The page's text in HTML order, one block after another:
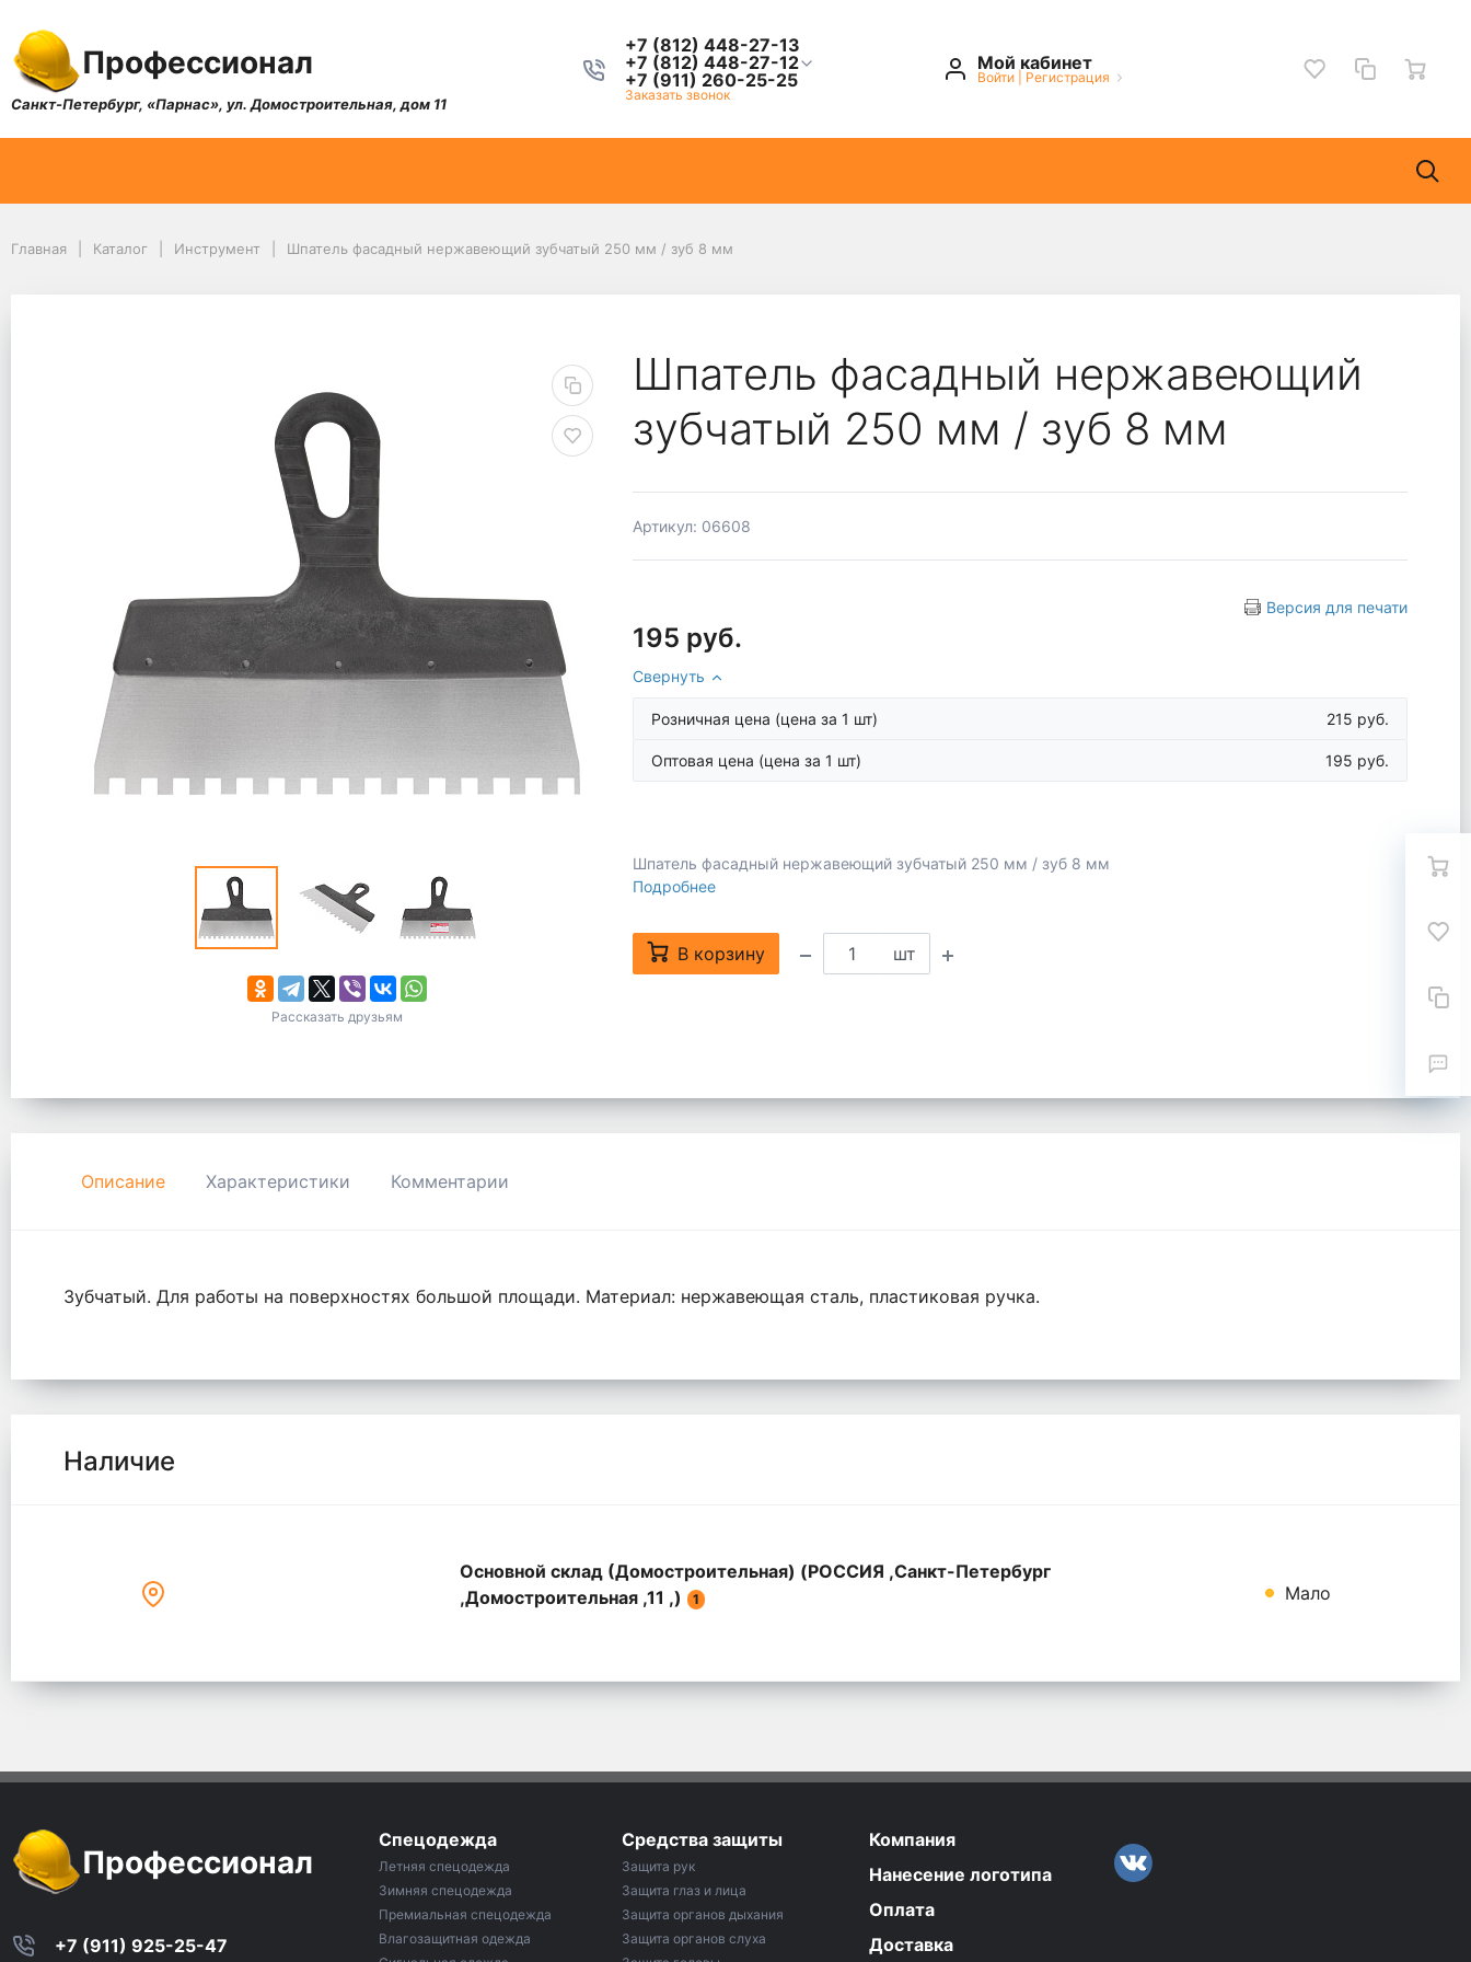
Профессионал
Санкт-Петербург, «Парнас», ул. Домостроительная, дом 11
+7 (812) 448-27-13
+7 (812) 448-27-12
+7 (911) 260-25-25
Заказать звонок
Мой кабинет
Войти Регистрация
Главная Каталог Инструмент Шпатель фасадный нержавеющий зубчатый 250 мм / зуб 8 мм
Рассказать друзьям
Шпатель фасадный нержавеющий
зубчатый 250 мм / зуб 8 мм
Артикул: 06608
Версия для печати
195 руб.
Свернуть
Розничная цена (цена за 1 шт) 215 руб.
Оптовая цена (цена за 1 шт) 195 руб.
Шпатель фасадный нержавеющий зубчатый 250 мм / зуб 8 мм
Подробнее
В корзину шт
Описание Характеристики Комментарии
Зубчатый. Для работы на поверхностях большой площади. Материал: нержавеющая сталь, пластиковая ручка.
Наличие
Основной склад (Домостроительная) (РОССИЯ ,Санкт-Петербург
,Домостроительная ,11 ,)
1 Мало
Профессионал
+7 (911) 925-25-47
Спецодежда
Летняя спецодежда
Зимняя спецодежда
Премиальная спецодежда
Влагозащитная одежда
Средства защиты
Защита рук
Защита глаз и лица
Защита органов дыхания
Защита органов слуха
Компания
Нанесение логотипа
Оплата
Доставка